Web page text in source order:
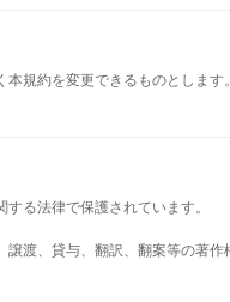
規約を変更できるものとします。
る法律で保護されています。
渡、貸与、翻訳、翻案等の著作